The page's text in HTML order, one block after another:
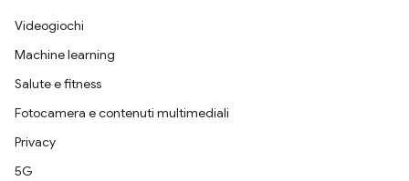
Videogiochi
Machine learning
Salute e fitness
Fotocamera e contenuti multimediali
Privacy
5G